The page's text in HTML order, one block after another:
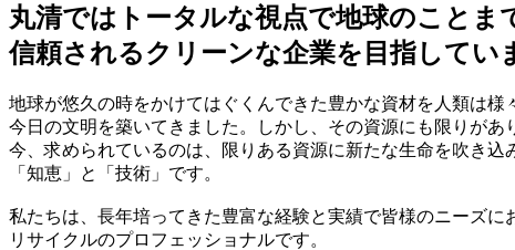
丸清ではトータルな視点で地球のことま
信頼されるクリーンな企業を目指してい
地球が悠久の時をかけてはぐくんできた豊かな資材を人類は様
今日の文明を築いてきました。しかし、その資源にも限りがあ
今、求められているのは、限りある資源に新たな生命を吹き込
「知恵」と「技術」です。
私たちは、長年培ってきた豊富な経験と実績で皆様のニーズに
リサイクルのプロフェッショナルです。